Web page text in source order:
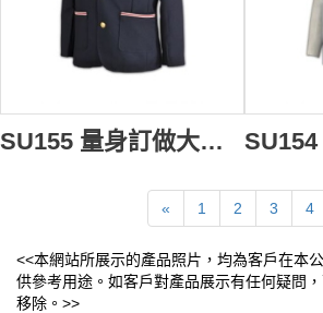
SU155 量身訂做大學制服 訂製全港校服樣式 校服專門店 校服供應商HK
« 1 2 3 4
<<本網站所展示的產品照片，均為客戶在本
供參考用途。如客戶對產品展示有任何疑問
移除。>>